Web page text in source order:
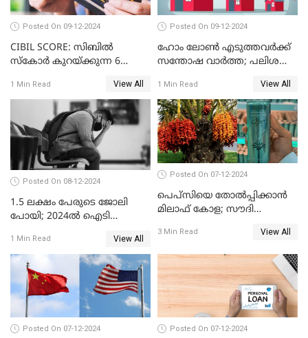
Posted On 09-12-2024
CIBIL SCORE: സിബിൽ
സ്കോർ കുറയ്ക്കുന്ന 6
1 Min Read View All
Posted On 09-12-2024
ഹോം ലോൺ എടുത്തവർക്ക്
സന്തോഷ വാർത്ത; പലിശ
1 Min Read View All
Posted On 08-12-2024
1.5 ലക്ഷം പേരുടെ ജോലി
പോയി; 2024ൽ ഐടി
1 Min Read View All
Posted On 07-12-2024
പെപ്സിയെ തോൽപ്പിക്കാൻ
മിലാഫ് കോള; സൗദി
കോളയേക്കുറിച്ച് അറിയാം
3 Min Read View All
Posted On 07-12-2024 Posted On 07-12-2024